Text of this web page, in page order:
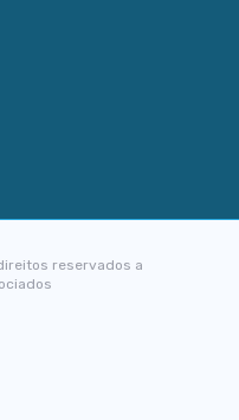
reservados a